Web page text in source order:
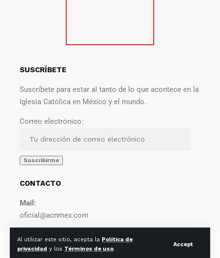
Al utilizar este sitio, acepta la Política de
privacidad y los Términos de uso.
Accept
SUSCRÍBETE
Suscríbete para estar al tanto de lo que acontece en la
Iglesia Católica en México y el mundo.
Correo electrónico:
CONTACTO
Mail:
oficial@acnmex.com
© 2022 Agencia Católica de Noticias. Todos los derechos
reservados.